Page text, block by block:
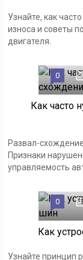
Узнайте, как
износа и советы
двигателя.
0
Как часто
Развал-
Признаки
управляемость
0
Как
Узнайте принцип